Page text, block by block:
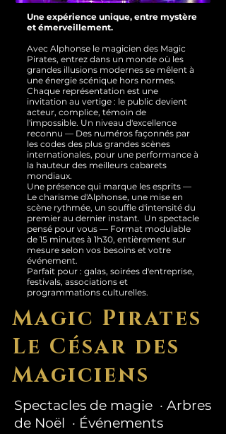
Une expérience unique, entre mystère
et émerveillement.
Avec Alphonse le magicien des Magic
Pirates, entrez dans un monde où les
grandes illusions modernes se mêlent à
une énergie scénique hors normes.
Chaque représentation est une
invitation au vertige : le public devient
acteur, complice, témoin de
l'impossible. Un niveau d'excellence
reconnu — Des numéros façonnés par
les codes des plus grandes scènes
internationales, pour une performance à
la hauteur des meilleurs cabarets
mondiaux.
Une présence qui marque les esprits —
Le charisme d'Alphonse, une mise en
scène rythmée, un souffle d'intensité du
premier au dernier instant. Un spectacle
pensé pour vous — Format modulable
de 15 minutes à 1h30, entièrement sur
mesure selon vos besoins et votre
événement.
Parfait pour : galas, soirées d'entreprise,
festivals, associations et
programmations culturelles.
Magic Pirates
Le César des
Magiciens
Spectacles de magie · Arbres
de Noël · Événements